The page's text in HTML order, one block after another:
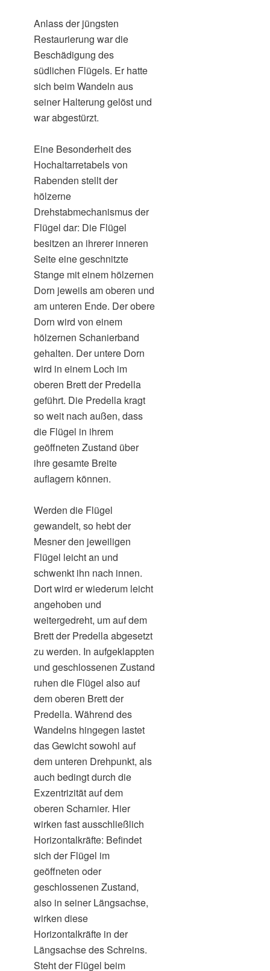
Anlass der jüngsten
Restaurierung war die
Beschädigung des
südlichen Flügels. Er hatte
sich beim Wandeln aus
seiner Halterung gelöst und
war abgestürzt.
Eine Besonderheit des
Hochaltarretabels von
Rabenden stellt der
hölzerne
Drehstabmechanismus der
Flügel dar: Die Flügel
besitzen an ihrerer inneren
Seite eine geschnitzte
Stange mit einem hölzernen
Dorn jeweils am oberen und
am unteren Ende. Der obere
Dorn wird von einem
hölzernen Schanierband
gehalten. Der untere Dorn
wird in einem Loch im
oberen Brett der Predella
geführt. Die Predella kragt
so weit nach außen, dass
die Flügel in ihrem
geöffneten Zustand über
ihre gesamte Breite
auflagern können.
Werden die Flügel
gewandelt, so hebt der
Mesner den jeweiligen
Flügel leicht an und
schwenkt ihn nach innen.
Dort wird er wiederum leicht
angehoben und
weitergedreht, um auf dem
Brett der Predella abgesetzt
zu werden. In aufgeklappten
und geschlossenen Zustand
ruhen die Flügel also auf
dem oberen Brett der
Predella. Während des
Wandelns hingegen lastet
das Gewicht sowohl auf
dem unteren Drehpunkt, als
auch bedingt durch die
Exzentrizität auf dem
oberen Scharnier. Hier
wirken fast ausschließlich
Horizontalkräfte: Befindet
sich der Flügel im
geöffneten oder
geschlossenen Zustand,
also in seiner Längsachse,
wirken diese
Horizontalkräfte in der
Längsachse des Schreins.
Steht der Flügel beim